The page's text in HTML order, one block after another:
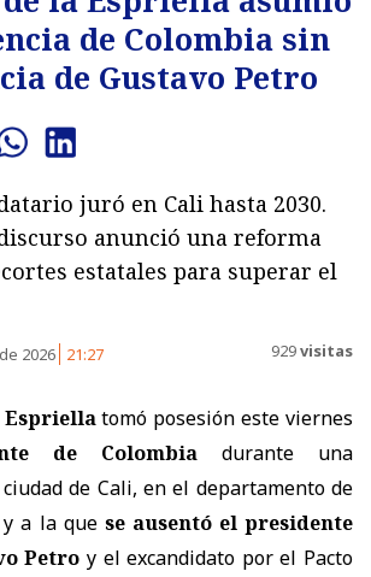
de Colombia sin
de Gustavo Petro
juró en Cali hasta 2030.
anunció una reforma
estatales para superar el
2026 21:27 929visitas
Espriellatomó posesión este viernes
de Colombia durante una
de Cali, en el departamento de
y a la que se ausentó el presidente
Petro y el excandidato por el Pacto